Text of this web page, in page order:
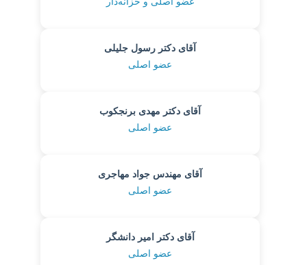
آقای دکتر رسول جلیلی
عضو اصلی
آقای دکتر مهدی برنجکوب
عضو اصلی
آقای مهندس جواد مهاجری
عضو اصلی
آقای دکتر امیر دانشگر
عضو اصلی